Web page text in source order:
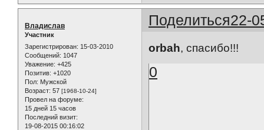
Поделиться22-
Владислав
Участник
Зарегистрирован: 15-03-2010
Сообщений: 1047
Уважение: +425
Позитив: +1020
Пол: Мужской
Возраст: 57 [1968-10-24]
Провел на форуме:
15 дней 15 часов
Последний визит:
19-08-2015 00:16:02
orbah, спасибо!!!
0